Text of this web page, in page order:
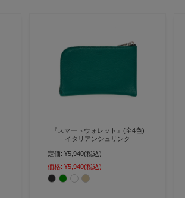
『スマートウォレット』(全4色)
イタリアンシュリンク
「これだけで外出可能な財布」が
コンセプト L字ファスナー 長財布
【AGILITY affa(アジリティ アッ
ファ)】(0960)
定価: ¥5,940(税込)
価格: ¥5,940(税込)